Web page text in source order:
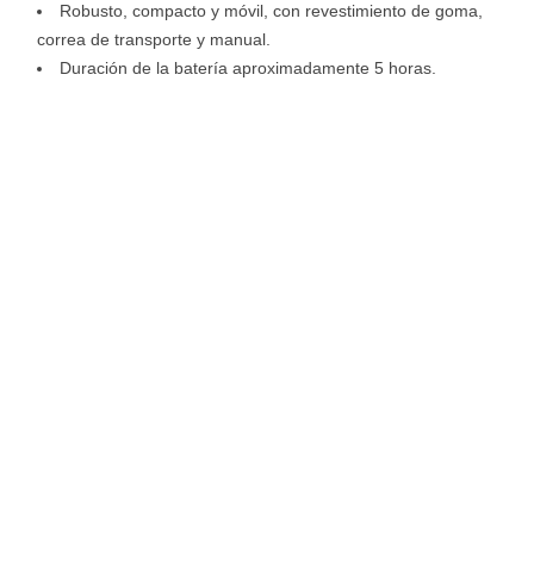
Robusto, compacto y móvil, con revestimiento de goma,
correa de transporte y manual.
Duración de la batería aproximadamente 5 horas.